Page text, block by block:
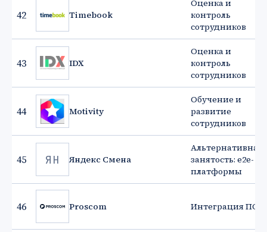
42 Timebook
Оценка и
контроль
сотрудников
43 IDX
Оценка и
контроль
сотрудников
44 Motivity
Обучение и
развитие
сотрудников
45 ЯН Яндекс Смена
Альтернативная
занятость: e2e-
платформы
46 Proscom Интеграция ПО